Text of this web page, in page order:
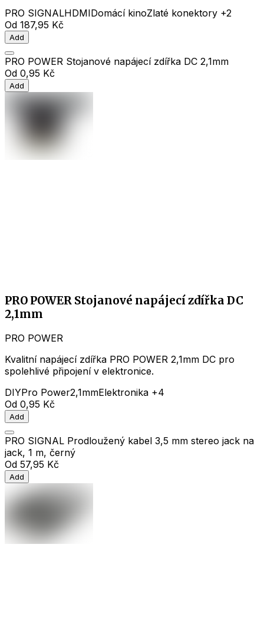
PRO SIGNALHDMIDomácí kinoZlaté konektory +2
Od 187,95 Kč
Add
PRO POWER Stojanové napájecí zdířka DC 2,1mm
Od 0,95 Kč
Add
PRO POWER Stojanové napájecí zdířka DC
2,1mm
PRO POWER
Kvalitní napájecí zdířka PRO POWER 2,1mm DC pro
spolehlivé připojení v elektronice.
DIYPro Power2,1mmElektronika +4
Od 0,95 Kč
Add
PRO SIGNAL Prodloužený kabel 3,5 mm stereo jack na
jack, 1 m, černý
Od 57,95 Kč
Add